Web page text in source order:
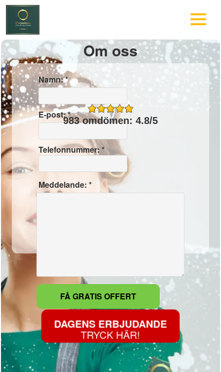
Om oss
Namn: *
E-post: *
Telefonnummer: *
Meddelande: *
983 omdömen: 4.8/5
DAGENS ERBJUDANDE
TRYCK HÄR!